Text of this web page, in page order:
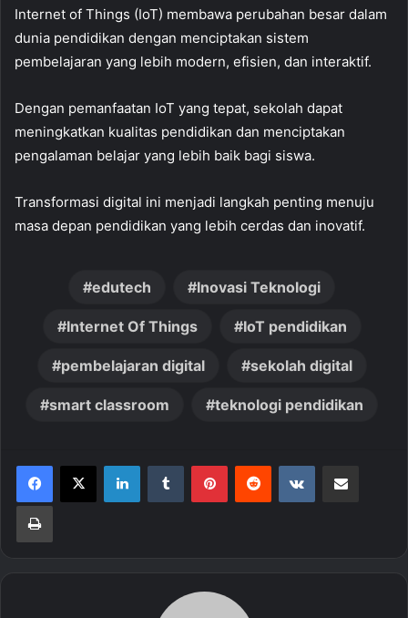
Internet of Things (IoT) membawa perubahan besar dalam
dunia pendidikan dengan menciptakan sistem
pembelajaran yang lebih modern, efisien, dan interaktif.
Dengan pemanfaatan IoT yang tepat, sekolah dapat
meningkatkan kualitas pendidikan dan menciptakan
pengalaman belajar yang lebih baik bagi siswa.
Transformasi digital ini menjadi langkah penting menuju
masa depan pendidikan yang lebih cerdas dan inovatif.
edutech Inovasi Teknologi
Internet Of Things IoT pendidikan
pembelajaran digital sekolah digital
smart classroom teknologi pendidikan
LinkedInTumblr PinterestReddit VKontakte
Print